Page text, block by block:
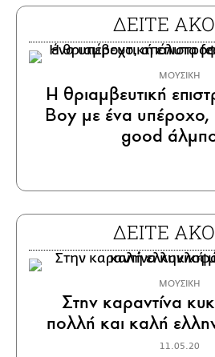
ΔΕΙΤΕ
ΜΟΥΣΙΚΗ
Η θριαμβευτική
Boy με ένα
good
ΔΕΙΤΕ
ΜΟΥΣΙΚΗ
Στην καραντίνα
πολλή και καλή
11.05.20